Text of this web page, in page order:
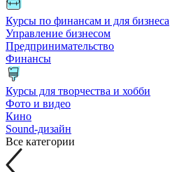
Курсы по финансам и для бизнеса
Управление бизнесом
Предпринимательство
Финансы
Курсы для творчества и хобби
Фото и видео
Кино
Sound-дизайн
Все категории